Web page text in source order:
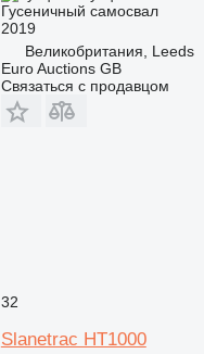
Гусеничный самосвал
2019
Великобритания, Leeds
Euro Auctions GB
Связаться с продавцом
32
Slanetrac HT1000